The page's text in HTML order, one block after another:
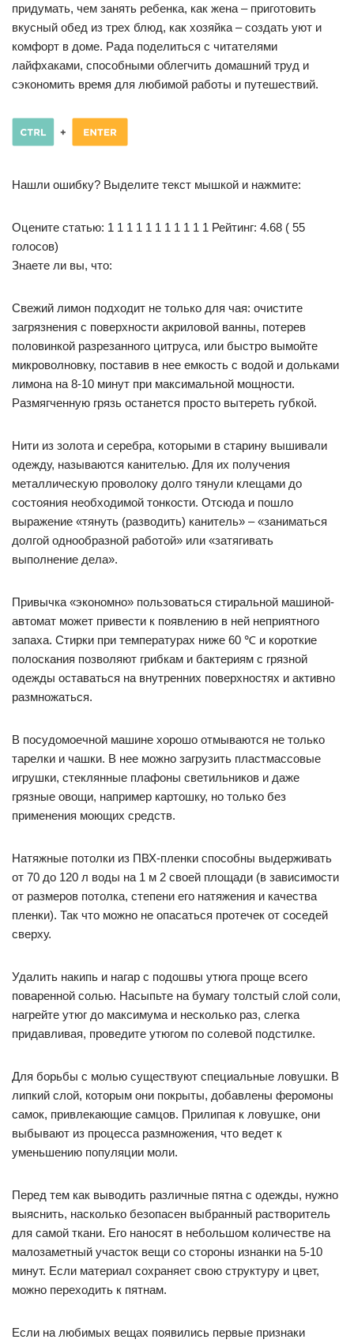
придумать, чем занять ребенка, как жена – приготовить
вкусный обед из трех блюд, как хозяйка – создать уют и
комфорт в доме. Рада поделиться с читателями
лайфхаками, способными облегчить домашний труд и
сэкономить время для любимой работы и путешествий.
Нашли ошибку? Выделите текст мышкой и нажмите:
Оцените статью: 1 1 1 1 1 1 1 1 1 1 1 Рейтинг: 4.68 ( 55
голосов)
Знаете ли вы, что:
Свежий лимон подходит не только для чая: очистите
загрязнения с поверхности акриловой ванны, потерев
половинкой разрезанного цитруса, или быстро вымойте
микроволновку, поставив в нее емкость с водой и дольками
лимона на 8-10 минут при максимальной мощности.
Размягченную грязь останется просто вытереть губкой.
Нити из золота и серебра, которыми в старину вышивали
одежду, называются канителью. Для их получения
металлическую проволоку долго тянули клещами до
состояния необходимой тонкости. Отсюда и пошло
выражение «тянуть (разводить) канитель» – «заниматься
долгой однообразной работой» или «затягивать
выполнение дела».
Привычка «экономно» пользоваться стиральной машиной-
автомат может привести к появлению в ней неприятного
запаха. Стирки при температурах ниже 60 ℃ и короткие
полоскания позволяют грибкам и бактериям с грязной
одежды оставаться на внутренних поверхностях и активно
размножаться.
В посудомоечной машине хорошо отмываются не только
тарелки и чашки. В нее можно загрузить пластмассовые
игрушки, стеклянные плафоны светильников и даже
грязные овощи, например картошку, но только без
применения моющих средств.
Натяжные потолки из ПВХ-пленки способны выдерживать
от 70 до 120 л воды на 1 м 2 своей площади (в зависимости
от размеров потолка, степени его натяжения и качества
пленки). Так что можно не опасаться протечек от соседей
сверху.
Удалить накипь и нагар с подошвы утюга проще всего
поваренной солью. Насыпьте на бумагу толстый слой соли,
нагрейте утюг до максимума и несколько раз, слегка
придавливая, проведите утюгом по солевой подстилке.
Для борьбы с молью существуют специальные ловушки. В
липкий слой, которым они покрыты, добавлены феромоны
самок, привлекающие самцов. Прилипая к ловушке, они
выбывают из процесса размножения, что ведет к
уменьшению популяции моли.
Перед тем как выводить различные пятна с одежды, нужно
выяснить, насколько безопасен выбранный растворитель
для самой ткани. Его наносят в небольшом количестве на
малозаметный участок вещи со стороны изнанки на 5-10
минут. Если материал сохраняет свою структуру и цвет,
можно переходить к пятнам.
Если на любимых вещах появились первые признаки